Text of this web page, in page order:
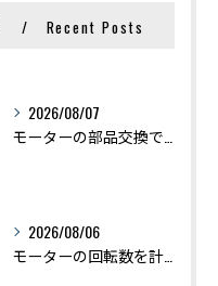
Recent Posts
2026/08/07
2026/08/06